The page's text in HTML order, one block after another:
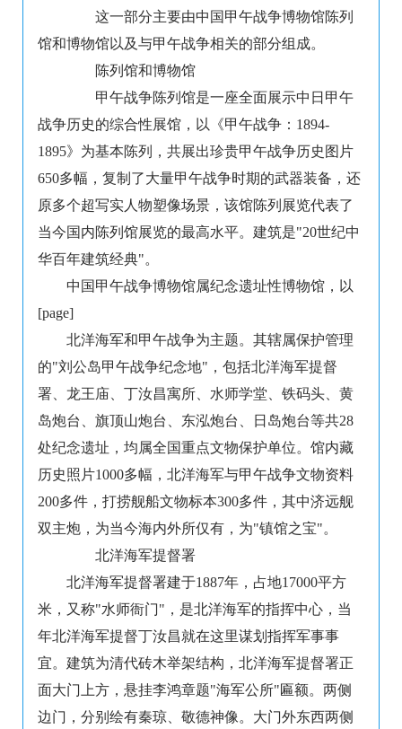
这一部分主要由中国甲午战争博物馆陈列
馆和博物馆以及与甲午战争相关的部分组成。
陈列馆和博物馆
甲午战争陈列馆是一座全面展示中日甲午
战争历史的综合性展馆，以《甲午战争：1894-
1895》为基本陈列，共展出珍贵甲午战争历史图片
650多幅，复制了大量甲午战争时期的武器装备，还
原多个超写实人物塑像场景，该馆陈列展览代表了
当今国内陈列馆展览的最高水平。建筑是"20世纪中
华百年建筑经典"。
中国甲午战争博物馆属纪念遗址性博物馆，以
[page]
北洋海军和甲午战争为主题。其辖属保护管理
的"刘公岛甲午战争纪念地"，包括北洋海军提督
署、龙王庙、丁汝昌寓所、水师学堂、铁码头、黄
岛炮台、旗顶山炮台、东泓炮台、日岛炮台等共28
处纪念遗址，均属全国重点文物保护单位。馆内藏
历史照片1000多幅，北洋海军与甲午战争文物资料
200多件，打捞舰船文物标本300多件，其中济远舰
双主炮，为当今海内外所仅有，为"镇馆之宝"。
北洋海军提督署
北洋海军提督署建于1887年，占地17000平方
米，又称"水师衙门"，是北洋海军的指挥中心，当
年北洋海军提督丁汝昌就在这里谋划指挥军事事
宜。建筑为清代砖木举架结构，北洋海军提督署正
面大门上方，悬挂李鸿章题"海军公所"匾额。两侧
边门，分别绘有秦琼、敬德神像。大门外东西两侧